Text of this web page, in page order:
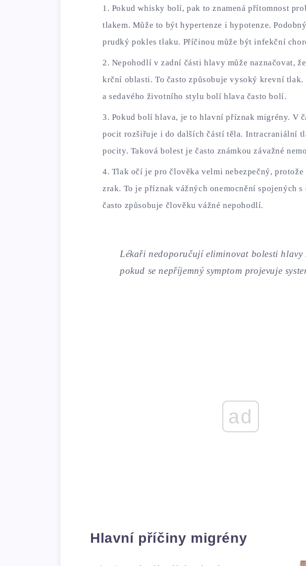
Pokud whisky bolí, pak to znamená přítomnost
tlakem. Může to být hypertenze i hypotenze.
prudký pokles tlaku. Příčinou může být infekční
Nepohodlí v zadní části hlavy může naznačovat,
krční oblasti. To často způsobuje vysoký krevní
a sedavého životního stylu bolí hlava často bolí.
Pokud bolí hlava, je to hlavní příznak migrény. V
pocit rozšiřuje i do dalších částí těla. Intracraniální
pocity. Taková bolest je často známkou závažné
Tlak očí je pro člověka velmi nebezpečný, protože
zrak. To je příznak vážných onemocnění spojených
často způsobuje člověku vážné nepohodlí.
Lékaři nedoporučují eliminovat bolesti hlavy
pokud se nepříjemný symptom projevuje
ad
Hlavní příčiny migrény